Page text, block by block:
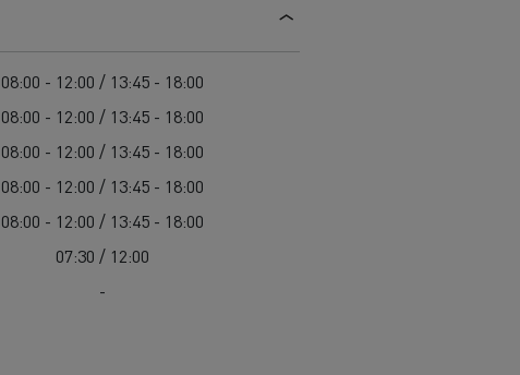
Materiale transport
lastbiler
Er elektriske lastbiler dyre?
08:00 - 12:00 / 13:45 - 18:00
08:00 - 12:00 / 13:45 - 18:00
08:00 - 12:00 / 13:45 - 18:00
08:00 - 12:00 / 13:45 - 18:00
08:00 - 12:00 / 13:45 - 18:00
07:30 / 12:00
-